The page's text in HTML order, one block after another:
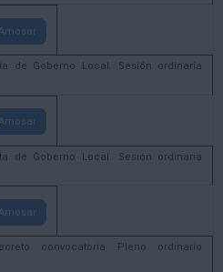
de Goberno Local. Sesión ordinaria
de Goberno Local. Sesión ordinaria
Decreto convocatoria Pleno ordinario